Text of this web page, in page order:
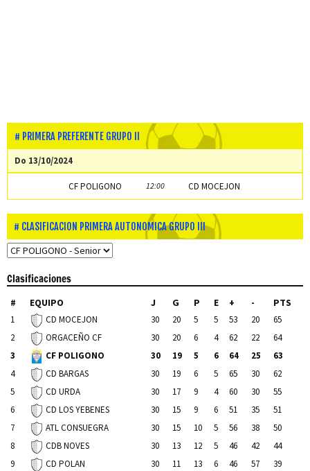
PRIMERA PREFERENTE GRUPO II
Do 13/10/2024
CF POLIGONO 12:00 CD MOCEJON
CLASIFICACION PRIMERA AUTONOMICA GRUPO III
Clasificaciones
# EQUIPO J G P E + - PTS
1 CD MOCEJON 30 20 5 5 53 20
65
2
ORGACEÑO CF 30 20 6 4 62 22
64
3
CF POLIGONO 30 19 5 6 64 25
63
4
CD BARGAS 30 19 6 5 65 30
62
5
CD URDA 30 17 9 4 60 30
55
6
CD LOS YEBENES 30 15 9 6 51 35
51
7
ATL CONSUEGRA 30 15 10 5 56 38
50
8
CDB NOVES 30 13 12 5 46 42
44
9
CD POLAN 30 11 13 6 46 57
39